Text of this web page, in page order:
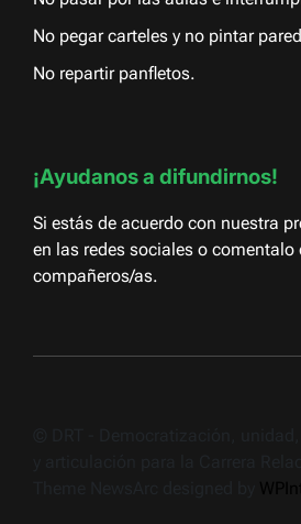
No pegar carteles y no pintar
No repartir panfletos.
¡Ayudanos a difundirnos!
Si estás de acuerdo con nuestra
en las redes sociales o comentalo
compañeros/as.